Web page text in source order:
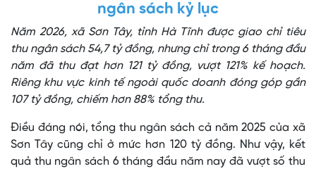
ngân sách kỷ lục
Năm 2026, xã Sơn Tây, tỉnh Hà Tĩnh được giao chỉ tiêu
thu ngân sách 54,7 tỷ đồng, nhưng chỉ trong 6 tháng đầu
năm đã thu đạt hơn 121 tỷ đồng, vượt 121% kế hoạch.
Riêng khu vực kinh tế ngoài quốc doanh đóng góp gần
107 tỷ đồng, chiếm hơn 88% tổng thu.
Điều đáng nói, tổng thu ngân sách cả năm 2025 của xã
Sơn Tây cũng chỉ ở mức hơn 120 tỷ đồng. Như vậy, kết
quả thu ngân sách 6 tháng đầu năm nay đã vượt số thu